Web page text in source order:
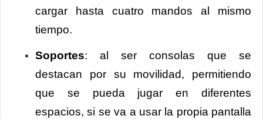
cargar hasta cuatro mandos al mismo
tiempo.
Soportes: al ser consolas que se
destacan por su movilidad, permitiendo
que se pueda jugar en diferentes
espacios, si se va a usar la propia pantalla